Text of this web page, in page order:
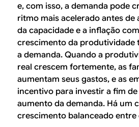
e, com isso, a demanda pode
ritmo mais acelerado antes de
da capacidade e a inflação
crescimento da produtividade
a demanda. Quando a
real crescem fortemente, as
aumentam seus gastos, e as
incentivo para investir a fim
aumento da demanda. Há um
crescimento balanceado